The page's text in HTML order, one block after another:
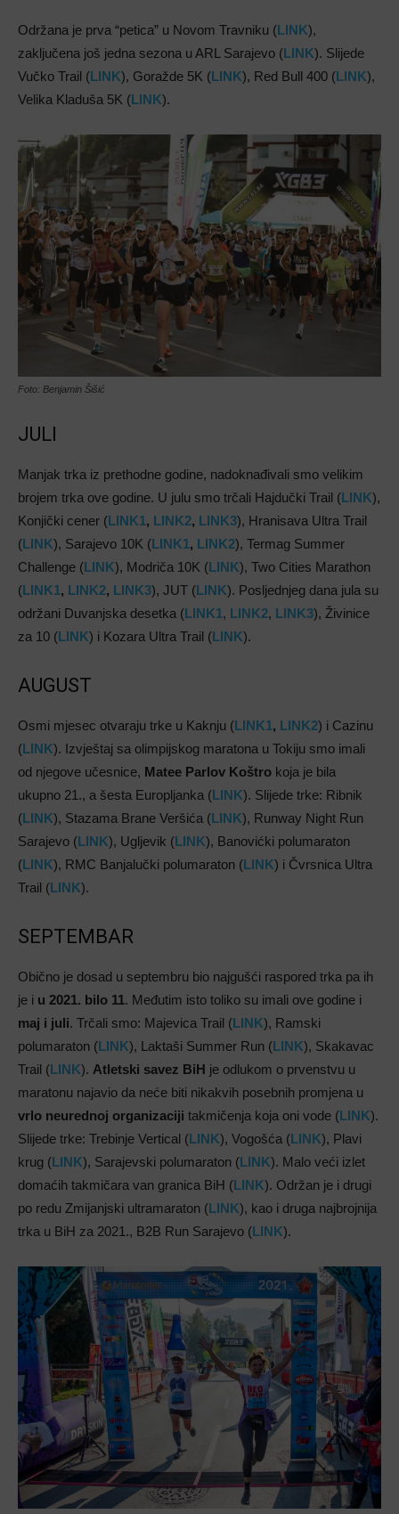
Održana je prva “petica” u Novom Travniku (LINK),
zaključena još jedna sezona u ARL Sarajevo (LINK). Slijede
Vučko Trail (LINK), Goražde 5K (LINK), Red Bull 400 (LINK),
Velika Kladuša 5K (LINK).
Foto: Benjamin Šišić
JULI
Manjak trka iz prethodne godine, nadoknađivali smo velikim
brojem trka ove godine. U julu smo trčali Hajdučki Trail (LINK),
Konjički cener (LINK1, LINK2, LINK3), Hranisava Ultra Trail
(LINK), Sarajevo 10K (LINK1, LINK2), Termag Summer
Challenge (LINK), Modriča 10K (LINK), Two Cities Marathon
(LINK1, LINK2, LINK3), JUT (LINK). Posljednjeg dana jula su
održani Duvanjska desetka (LINK1, LINK2, LINK3), Živinice
za 10 (LINK) i Kozara Ultra Trail (LINK).
AUGUST
Osmi mjesec otvaraju trke u Kaknju (LINK1, LINK2) i Cazinu
(LINK). Izvještaj sa olimpijskog maratona u Tokiju smo imali
od njegove učesnice, Matee Parlov Koštro koja je bila
ukupno 21., a šesta Europljanka (LINK). Slijede trke: Ribnik
(LINK), Stazama Brane Veršića (LINK), Runway Night Run
Sarajevo (LINK), Ugljevik (LINK), Banovićki polumaraton
(LINK), RMC Banjalučki polumaraton (LINK) i Čvrsnica Ultra
Trail (LINK).
SEPTEMBAR
Obično je dosad u septembru bio najgušći raspored trka pa ih
je i u 2021. bilo 11. Međutim isto toliko su imali ove godine i
maj i juli. Trčali smo: Majevica Trail (LINK), Ramski
polumaraton (LINK), Laktaši Summer Run (LINK), Skakavac
Trail (LINK). Atletski savez BiH je odlukom o prvenstvu u
maratonu najavio da neće biti nikakvih posebnih promjena u
vrlo neurednoj organizaciji takmičenja koja oni vode (LINK).
Slijede trke: Trebinje Vertical (LINK), Vogošća (LINK), Plavi
krug (LINK), Sarajevski polumaraton (LINK). Malo veći izlet
domaćih takmičara van granica BiH (LINK). Održan je i drugi
po redu Zmijanjski ultramaraton (LINK), kao i druga najbrojnija
trka u BiH za 2021., B2B Run Sarajevo (LINK).